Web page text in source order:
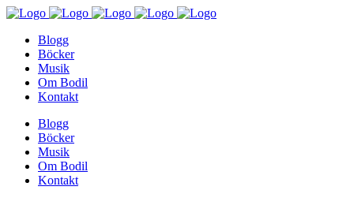
Blogg
Böcker
Musik
Om Bodil
Kontakt
Blogg
Böcker
Musik
Om Bodil
Kontakt